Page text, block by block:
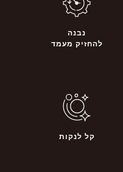
נבנה
להחזיק מעמד
קל לנקות